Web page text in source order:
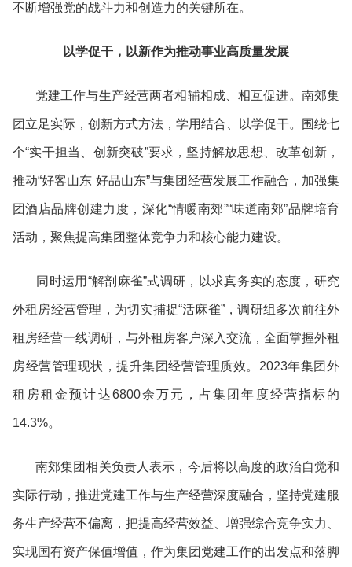
不断增强党的战斗力和创造力的关键所在。
以学促干，以新作为推动事业高质量发展
党建工作与生产经营两者相辅相成、相互促进。南郊集
团立足实际，创新方式方法，学用结合、以学促干。围绕七
个“实干担当、创新突破”要求，坚持解放思想、改革创新，
推动“好客山东 好品山东”与集团经营发展工作融合，加强集
团酒店品牌创建力度，深化“情暖南郊”“味道南郊”品牌培育
活动，聚焦提高集团整体竞争力和核心能力建设。
同时运用“解剖麻雀”式调研，以求真务实的态度，研究
外租房经营管理，为切实捕捉“活麻雀”，调研组多次前往外
租房经营一线调研，与外租房客户深入交流，全面掌握外租
房经营管理现状，提升集团经营管理质效。2023年集团外
租房租金预计达6800余万元，占集团年度经营指标的
14.3%。
南郊集团相关负责人表示，今后将以高度的政治自觉和
实际行动，推进党建工作与生产经营深度融合，坚持党建服
务生产经营不偏离，把提高经营效益、增强综合竞争实力、
实现国有资产保值增值，作为集团党建工作的出发点和落脚